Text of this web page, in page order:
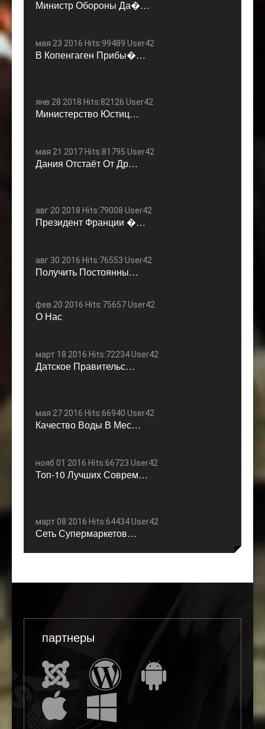
Министр Обороны Да�…
мая 23 2016 Hits:99489 User42
В Копенгаген Прибы�…
янв 28 2018 Hits:82126 User42
Министерство Юстиц…
мая 21 2017 Hits:81795 User42
Дания Отстаёт От Др…
авг 20 2018 Hits:79008 User42
Президент Франции �…
авг 30 2016 Hits:76553 User42
Получить Постоянны…
фев 20 2016 Hits:75657 User42
О Нас
март 18 2016 Hits:72234 User42
Датское Правительс…
мая 27 2016 Hits:66940 User42
Качество Воды В Мес…
нояб 01 2016 Hits:66723 User42
Топ-10 Лучших Соврем…
март 08 2016 Hits:64434 User42
Сеть Супермаркетов…
партнеры